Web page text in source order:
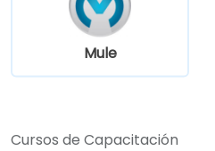
Mule
Cursos de Capacitación